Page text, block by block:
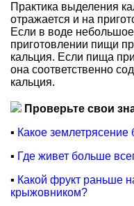
Практика выделения
отражается и на
Если в воде
приготовлении пищи
кальция. Если пища
она соответственно
кальция.
Проверьте свои
▪ Какое
▪ Где живет больше
▪ Какой фрукт раньше
крыжовником?